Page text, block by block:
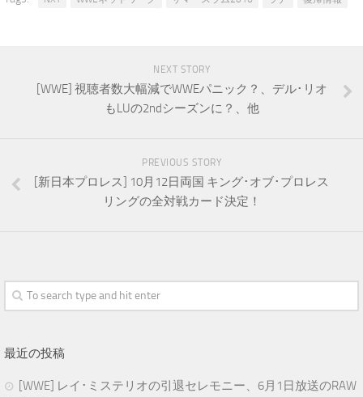
NEXT STORY
[WWE] 視聴者数大幅減でWWEパニック？、デル･リオ
もLUの2ndシーズンに？、他
PREVIOUS STORY
[新日本プロレス] 10月12日両国 キング･オブ･プロレス
リングの全対戦カード決定！
最近の投稿
[WWE] レイ･ミステリオの引退セレモニー、6月1日放送のRAW